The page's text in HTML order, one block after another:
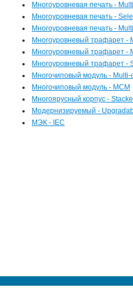
Многоуровневая печать -
Многоуровневая печать -
Многоуровневая печать -
Многоуровневый трафарет -
Многоуровневый трафарет -
Многоуровневый трафарет -
Многочиповый модуль - Multi-
Многочиповый модуль - MCM
Многоярусный корпус -
Модернизируемый -
МЭК - IEC